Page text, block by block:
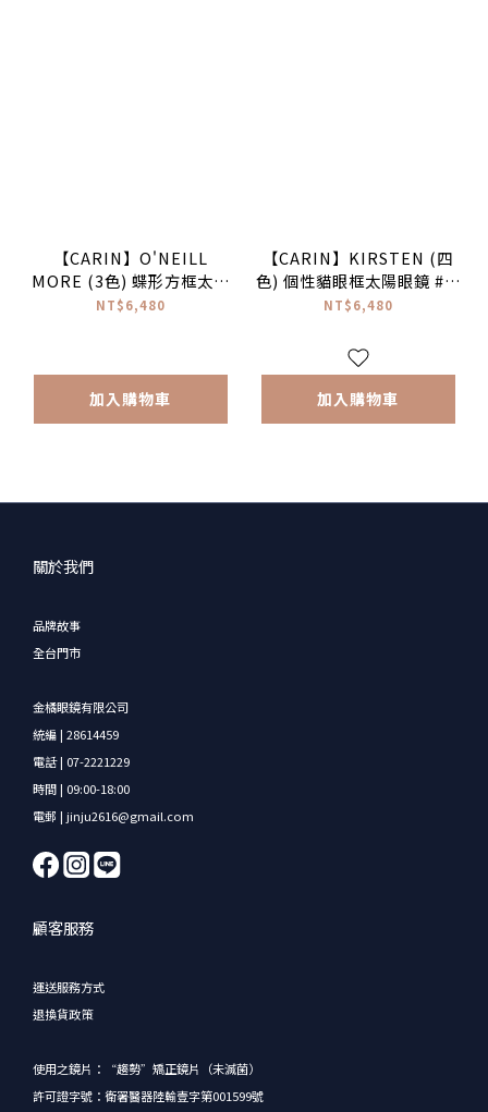
【CARIN】O'NEILL
MORE (3色) 蝶形方框太陽
眼鏡 #宋江同款 ♥
NT$6,480
加入購物車
【CARIN】KIRSTEN (四
色) 個性貓眼框太陽眼鏡 #秀
智配戴款 #NewJeans配戴
NT$6,480
加入購物車
關於我們
品牌故事
全台門市
金橘眼鏡有限公司
統編 | 28614459
電話 | 07-2221229
時間 | 09:00-18:00
電郵 | jinju2616@gmail.com
顧客服務
運送服務方式
退換貨政策
使用之鏡片：“趨勢”矯正鏡片（未滅菌）
許可證字號：衛署醫器陸輸壹字第001599號